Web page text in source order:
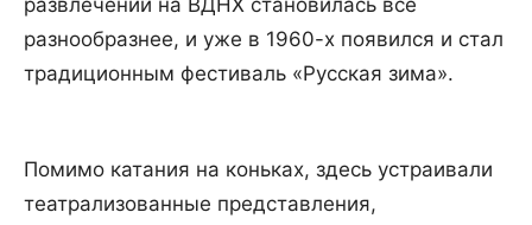
развлечений на ВДНХ становилась все
разнообразнее, и уже в 1960-х появился и стал
традиционным фестиваль «Русская зима».
Помимо катания на коньках, здесь устраивали
театрализованные представления,